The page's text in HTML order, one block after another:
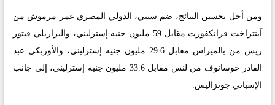
ومن أجل تحسين النتائج، ضم سيتي، الدولي المصري عمر مرموش من
آينتراخت فرانكفورت مقابل 59 مليون جنيه إسترليني، والبرازيلي فيتور
ريس من بالميراس مقابل 29.6 مليون جنيه إسترليني، والأوزبكي عبد
القادر خوسانوف من لنس مقابل 33.6 مليون جنيه إسترليني، إلى جانب
الإسباني جونزاليس.